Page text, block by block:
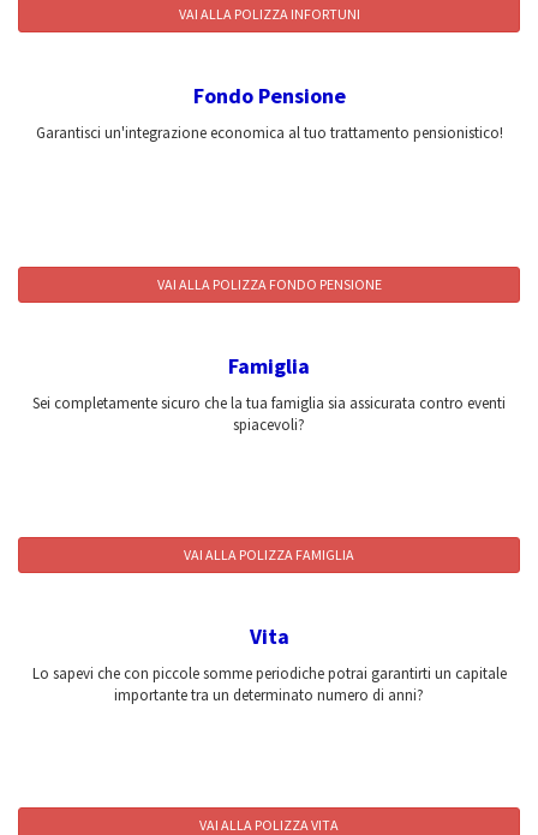
VAI ALLA POLIZZA INFORTUNI
Fondo Pensione
Garantisci un'integrazione economica al tuo trattamento pensionistico!
VAI ALLA POLIZZA FONDO PENSIONE
Famiglia
Sei completamente sicuro che la tua famiglia sia assicurata contro eventi
spiacevoli?
VAI ALLA POLIZZA FAMIGLIA
Vita
Lo sapevi che con piccole somme periodiche potrai garantirti un capitale
importante tra un determinato numero di anni?
VAI ALLA POLIZZA VITA